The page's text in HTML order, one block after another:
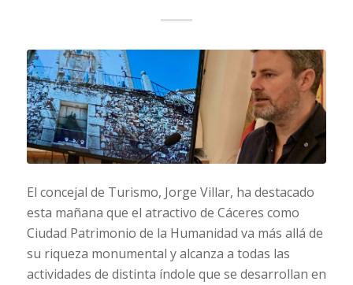
El concejal de Turismo, Jorge Villar, ha destacado
esta mañana que el atractivo de Cáceres como
Ciudad Patrimonio de la Humanidad va más allá de
su riqueza monumental y alcanza a todas las
actividades de distinta índole que se desarrollan en